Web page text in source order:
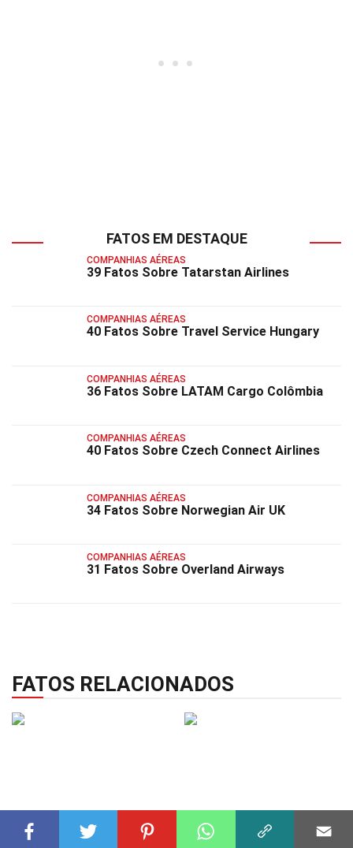
FATOS EM DESTAQUE
COMPANHIAS AÉREAS
39 Fatos Sobre Tatarstan Airlines
COMPANHIAS AÉREAS
40 Fatos Sobre Travel Service Hungary
COMPANHIAS AÉREAS
36 Fatos Sobre LATAM Cargo Colômbia
COMPANHIAS AÉREAS
40 Fatos Sobre Czech Connect Airlines
COMPANHIAS AÉREAS
34 Fatos Sobre Norwegian Air UK
COMPANHIAS AÉREAS
31 Fatos Sobre Overland Airways
FATOS RELACIONADOS